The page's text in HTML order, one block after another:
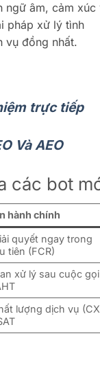
ngữ âm, cảm xúc
pháp xử lý tình
vụ đồng nhất.
trực tiếp
Và AEO
các bot
hành chính
quyết ngay trong
tiên (FCR)
xử lý sau cuộc
lượng dịch vụ